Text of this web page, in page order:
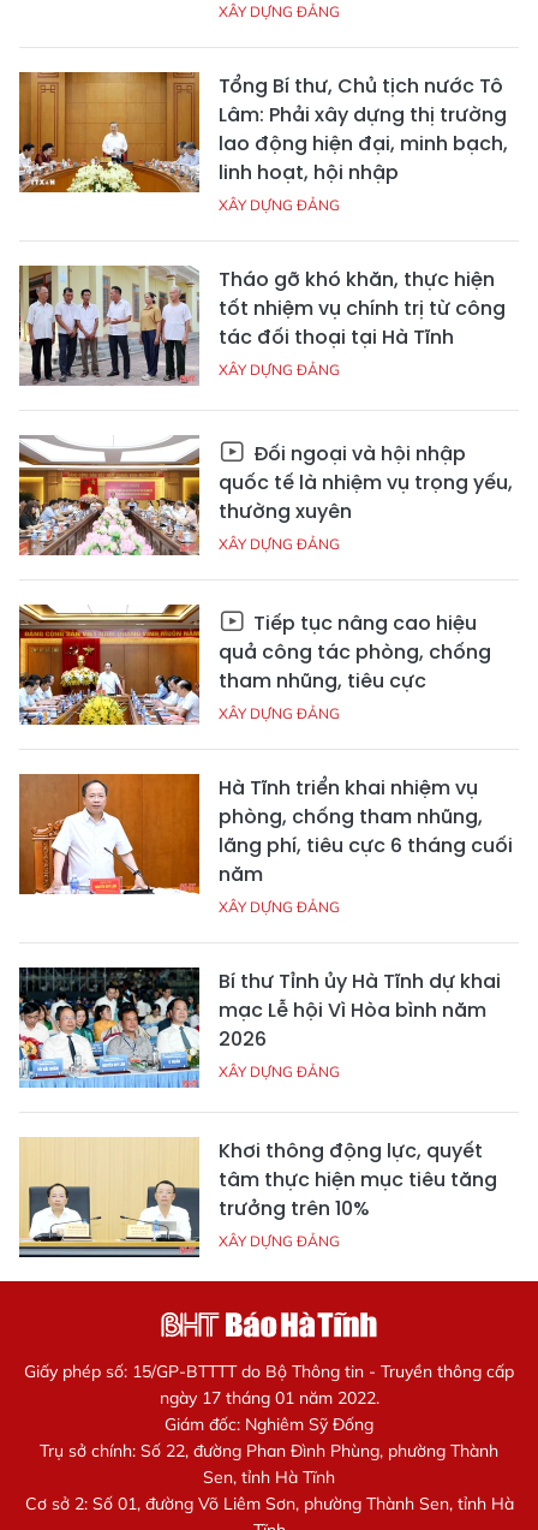
XÂY DỰNG ĐẢNG
Tổng Bí thư, Chủ tịch nước Tô
Lâm: Phải xây dựng thị trường
lao động hiện đại, minh bạch,
linh hoạt, hội nhập
XÂY DỰNG ĐẢNG
Tháo gỡ khó khăn, thực hiện
tốt nhiệm vụ chính trị từ công
tác đối thoại tại Hà Tĩnh
XÂY DỰNG ĐẢNG
Đối ngoại và hội nhập
quốc tế là nhiệm vụ trọng yếu,
thường xuyên
XÂY DỰNG ĐẢNG
Tiếp tục nâng cao hiệu
quả công tác phòng, chống
tham nhũng, tiêu cực
XÂY DỰNG ĐẢNG
Hà Tĩnh triển khai nhiệm vụ
phòng, chống tham nhũng,
lãng phí, tiêu cực 6 tháng cuối
năm
XÂY DỰNG ĐẢNG
Bí thư Tỉnh ủy Hà Tĩnh dự khai
mạc Lễ hội Vì Hòa bình năm
2026
XÂY DỰNG ĐẢNG
Khơi thông động lực, quyết
tâm thực hiện mục tiêu tăng
trưởng trên 10%
XÂY DỰNG ĐẢNG
Giấy phép số: 15/GP-BTTTT do Bộ Thông tin - Truyền thông cấp
ngày 17 tháng 01 năm 2022.
Giám đốc: Nghiêm Sỹ Đống
Trụ sở chính: Số 22, đường Phan Đình Phùng, phường Thành
Sen, tỉnh Hà Tĩnh
Cơ sở 2: Số 01, đường Võ Liêm Sơn, phường Thành Sen, tỉnh Hà